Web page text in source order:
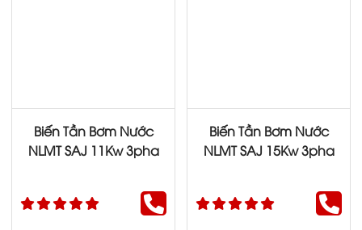
Biến Tần Bơm Nước
NLMT SAJ 11Kw 3pha
Biến Tần Bơm Nước
NLMT SAJ 15Kw 3pha